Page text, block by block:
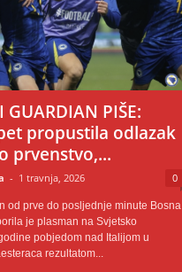
GUARDIAN PIŠE:
propustila odlazak
prvenstvo,...
- 1 travnja, 2026 0
od prve do posljednje minute Bosna
je plasman na Svjetsko
pobjedom nad Italijom u
rezultatom...